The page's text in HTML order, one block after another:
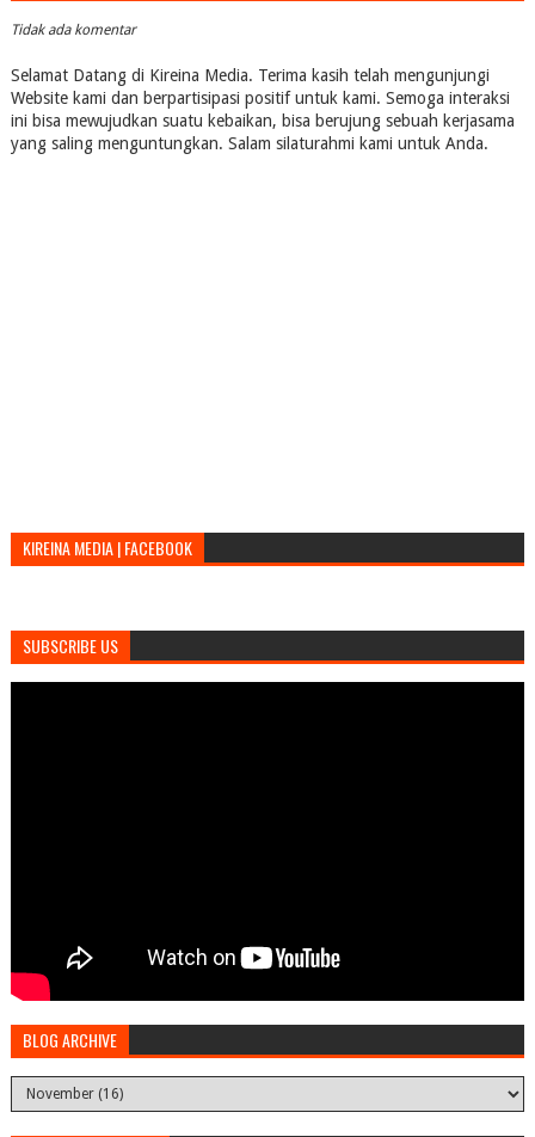
Tidak ada komentar
Selamat Datang di Kireina Media. Terima kasih telah mengunjungi
Website kami dan berpartisipasi positif untuk kami. Semoga interaksi
ini bisa mewujudkan suatu kebaikan, bisa berujung sebuah kerjasama
yang saling menguntungkan. Salam silaturahmi kami untuk Anda.
KIREINA MEDIA | FACEBOOK
SUBSCRIBE US
BLOG ARCHIVE